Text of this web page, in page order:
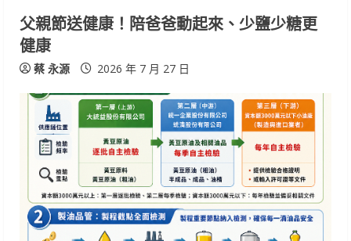
g
父親節送健康！陪爸爸動起來、少鹽少糖更
健康
蔡 永源 2026 年 7 月 27 日